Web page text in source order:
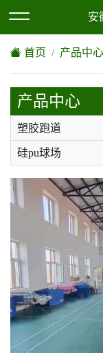
欢迎访问安徽宏芮体育
安
首页 产品中心
产品中心
塑胶跑道
硅pu球场
epdm塑胶地坪
人造草坪
环氧地坪
丙烯酸
pvc塑胶地板，地